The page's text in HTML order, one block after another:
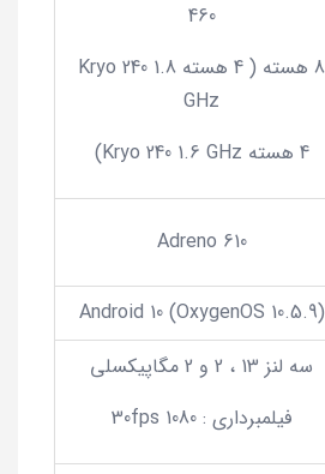
460
8 هسته ( 4 هسته Kryo 240 1.8
GHz
4 هسته Kryo 240 1.6 GHz)
Adreno 610
Android 10 (OxygenOS 10.5.9)
سه لنز 13 ، 2 و 2 مگاپیکسلی
فیلمبرداری : 1080 30fps